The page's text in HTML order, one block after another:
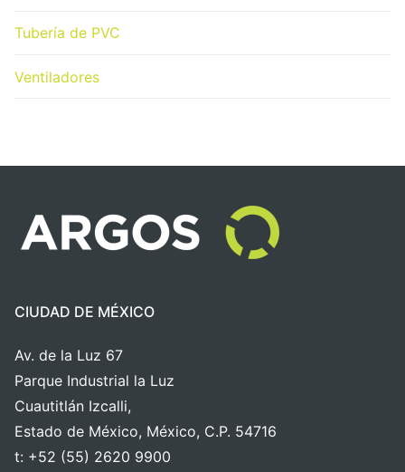
Tubería de PVC
Ventiladores
CIUDAD DE MÉXICO
Av. de la Luz 67
Parque Industrial la Luz
Cuautitlán Izcalli,
Estado de México, México, C.P. 54716
t: +52 (55) 2620 9900